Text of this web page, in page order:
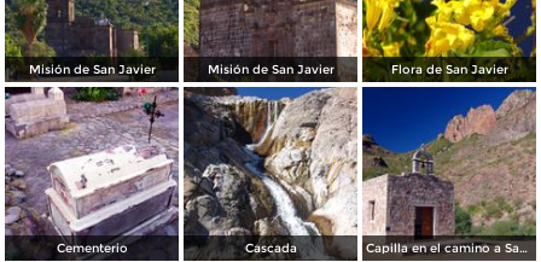
Misión de San Javier Misión de San Javier Flora de San Javier
Cementerio Cascada Capilla en el camino a San Javier